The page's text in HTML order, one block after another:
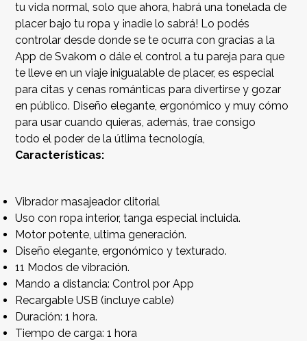
tu vida normal, solo que ahora, habrá una tonelada de
placer bajo tu ropa y ¡nadie lo sabrá! Lo podés
controlar desde donde se te ocurra con gracias a la
App de Svakom o dále el control a tu pareja para que
te lleve en un viaje inigualable de placer, es especial
para citas y cenas románticas para divertirse y gozar
en público. Diseño elegante, ergonómico y muy cómo
para usar cuando quieras, además, trae consigo
todo el poder de la útlima tecnología,
Características:
Vibrador masajeador clitorial
Uso con ropa interior, tanga especial incluida.
Motor potente, ultima generación.
Diseño elegante, ergonómico y texturado.
11 Modos de vibración.
Mando a distancia: Control por App
Recargable USB (incluye cable)
Duración: 1 hora.
Tiempo de carga: 1 hora